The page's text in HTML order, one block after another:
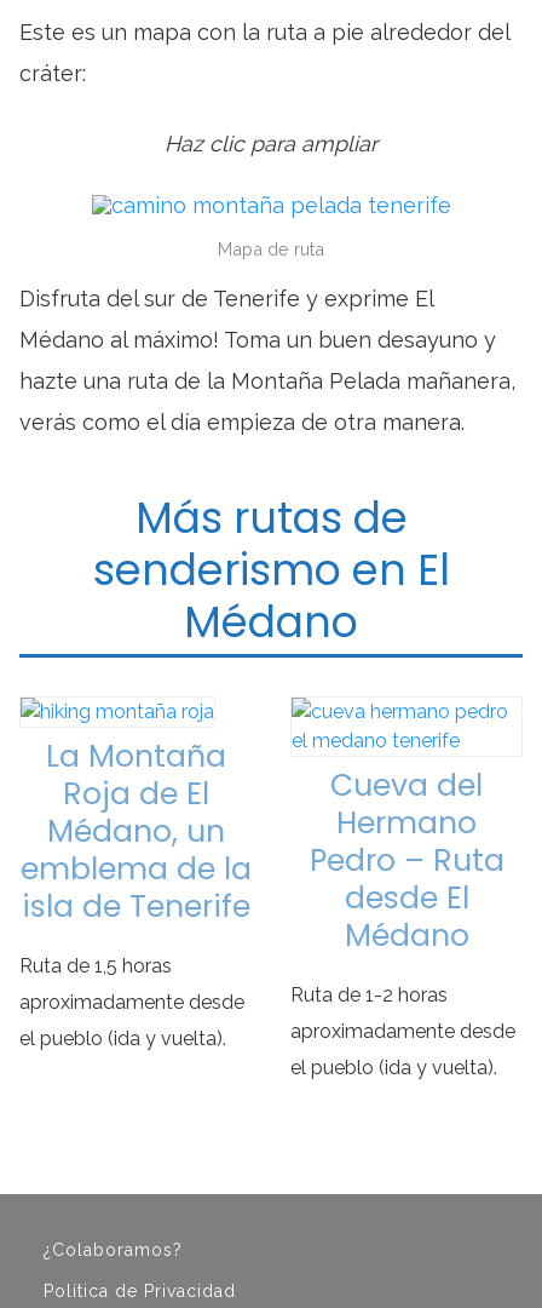
Este es un mapa con la ruta a pie alrededor del
cráter:
Haz clic para ampliar
Mapa de ruta
Disfruta del sur de Tenerife y exprime El
Médano al máximo! Toma un buen desayuno y
hazte una ruta de la Montaña Pelada mañanera,
verás como el día empieza de otra manera.
Más rutas de
senderismo en El
Médano
La Montaña
Roja de El
Médano, un
emblema de la
isla de Tenerife
Ruta de 1,5 horas
aproximadamente desde
el pueblo (ida y vuelta).
Cueva del
Hermano
Pedro – Ruta
desde El
Médano
Ruta de 1-2 horas
aproximadamente desde
el pueblo (ida y vuelta).
¿Colaboramos?
Política de Privacidad